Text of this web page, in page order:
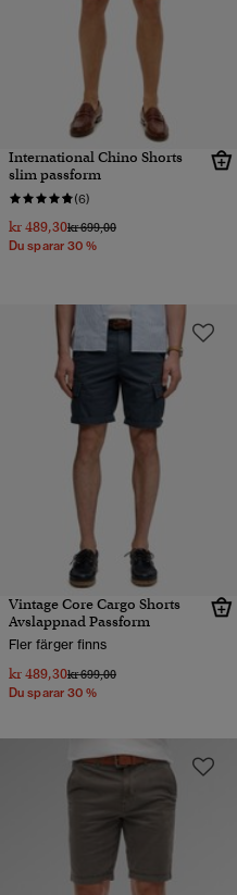
International Chino Shorts
slim passform
(6)
kr 489,30Pris reducerat från
kr 699,00till
Du sparar 30 %
Vintage Core Cargo Shorts
Avslappnad Passform
Fler färger finns
kr 489,30Pris reducerat från
kr 699,00till
Du sparar 30 %